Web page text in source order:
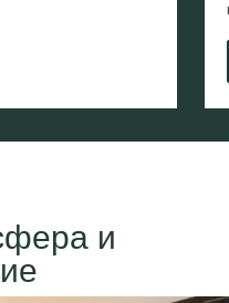
и